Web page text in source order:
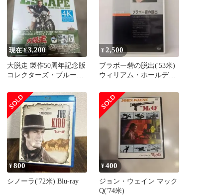
現在 ¥3,200
大脱走 製作50周年記念版
コレクターズ・ブルーレ
産…
¥2,500
ブラボー砦の脱出('53米)
ウィリアム・ホールデン
監督
¥800
シノーラ('72米) Blu-ray
¥400
ジョン・ウェイン マック
Q('74米)